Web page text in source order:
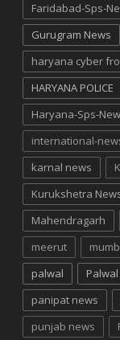
Faridabad-Sps-
Gurugram News
haryana cyber
HARYANA POLICE
Haryana-Sps-
international-
karnal news
Kurukshetra
Mahendragarh
meerut
palwal
panipat news
punjab news